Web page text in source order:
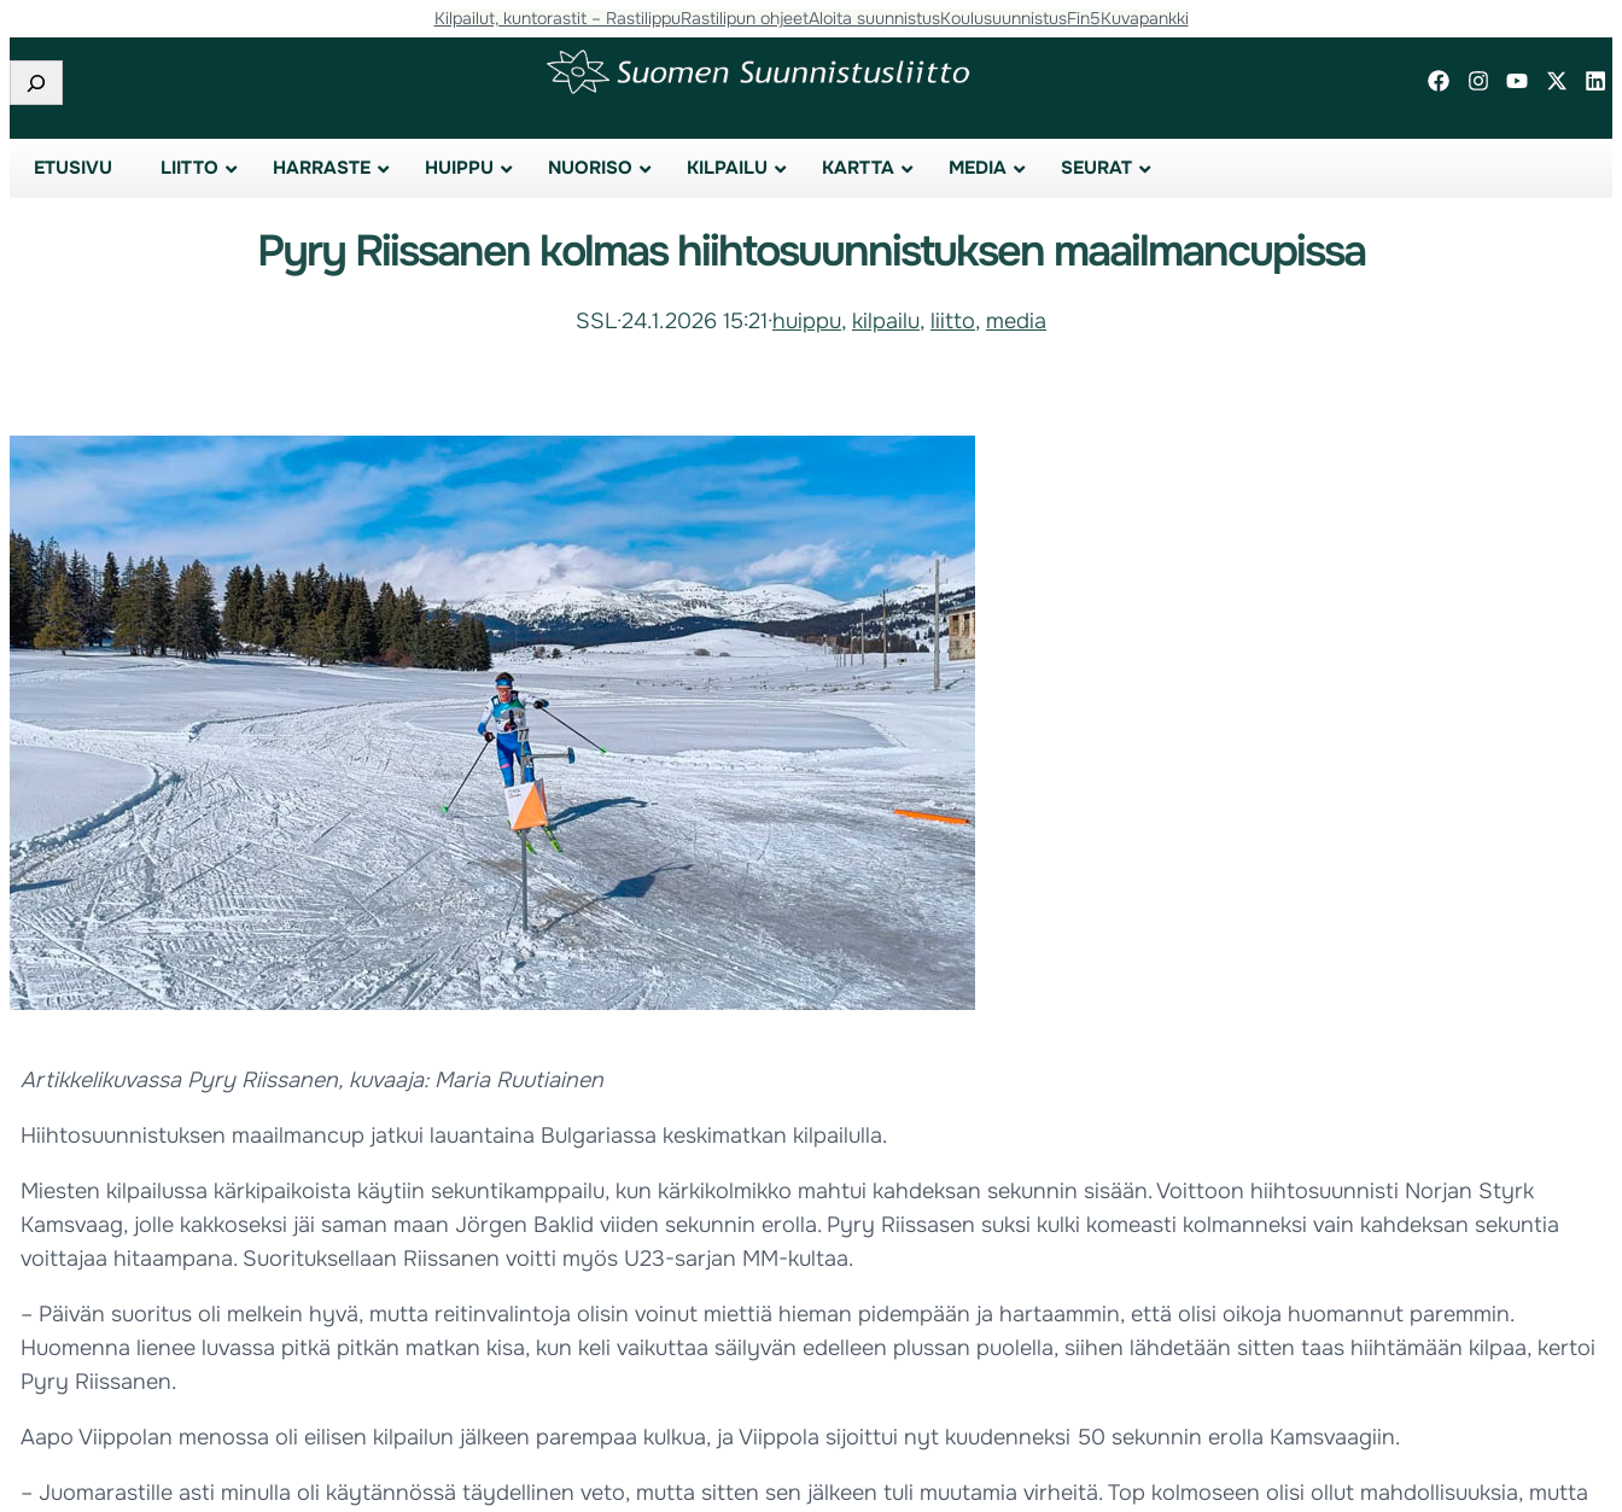
Kilpailut, kuntorastit – RastilippuRastilipun ohjeetAloita suunnistusKoulusuunnistusFin5Kuvapankki
Etsi
ETUSIVU LIITTO HARRASTE HUIPPU NUORISO KILPAILU KARTTA MEDIA SEURAT
Pyry Riissanen kolmas hiihtosuunnistuksen maailmancupissa
SSL·24.1.2026 15:21·huippu, kilpailu, liitto, media
Artikkelikuvassa Pyry Riissanen, kuvaaja: Maria Ruutiainen
Hiihtosuunnistuksen maailmancup jatkui lauantaina Bulgariassa keskimatkan kilpailulla.
Miesten kilpailussa kärkipaikoista käytiin sekuntikamppailu, kun kärkikolmikko mahtui kahdeksan sekunnin sisään. Voittoon hiihtosuunnisti Norjan Styrk
Kamsvaag, jolle kakkoseksi jäi saman maan Jörgen Baklid viiden sekunnin erolla. Pyry Riissasen suksi kulki komeasti kolmanneksi vain kahdeksan sekuntia
voittajaa hitaampana. Suorituksellaan Riissanen voitti myös U23-sarjan MM-kultaa.
– Päivän suoritus oli melkein hyvä, mutta reitinvalintoja olisin voinut miettiä hieman pidempään ja hartaammin, että olisi oikoja huomannut paremmin.
Huomenna lienee luvassa pitkä pitkän matkan kisa, kun keli vaikuttaa säilyvän edelleen plussan puolella, siihen lähdetään sitten taas hiihtämään kilpaa, kertoi
Pyry Riissanen.
Aapo Viippolan menossa oli eilisen kilpailun jälkeen parempaa kulkua, ja Viippola sijoittui nyt kuudenneksi 50 sekunnin erolla Kamsvaagiin.
– Juomarastille asti minulla oli käytännössä täydellinen veto, mutta sitten sen jälkeen tuli muutamia virheitä. Top kolmoseen olisi ollut mahdollisuuksia, mutta